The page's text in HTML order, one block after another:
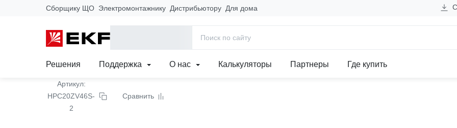
Сборщику ЩО Электромонтажнику Дистрибьютору Для дома
Решения Поддержка О нас Калькуляторы Партнеры Где купить
Главная
Вертикальный сдвиг, 2000А, медь, 4п. 1265-0680-0400
Артикул:
HPC20ZV46S-
2
Сравнить